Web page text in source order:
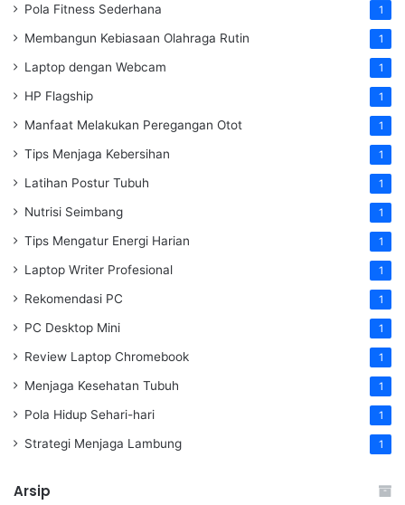
Pola Fitness Sederhana 1
Membangun Kebiasaan Olahraga Rutin 1
Laptop dengan Webcam 1
HP Flagship 1
Manfaat Melakukan Peregangan Otot 1
Tips Menjaga Kebersihan 1
Latihan Postur Tubuh 1
Nutrisi Seimbang 1
Tips Mengatur Energi Harian 1
Laptop Writer Profesional 1
Rekomendasi PC 1
PC Desktop Mini 1
Review Laptop Chromebook 1
Menjaga Kesehatan Tubuh 1
Pola Hidup Sehari-hari 1
Strategi Menjaga Lambung 1
Arsip